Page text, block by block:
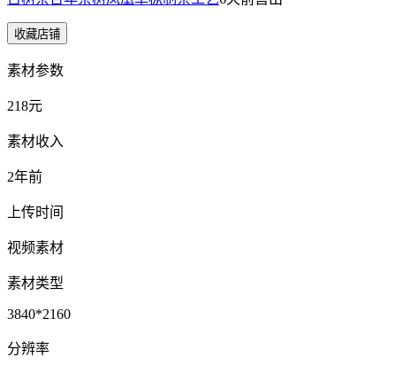
收藏店铺
素材参数
218元
素材收入
2年前
上传时间
视频素材
素材类型
3840*2160
分辨率